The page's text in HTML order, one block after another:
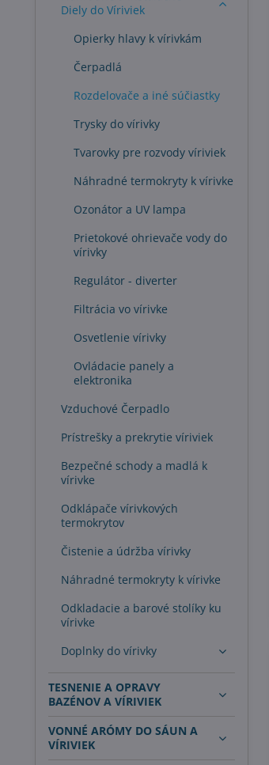
Diely do Víriviek
Opierky hlavy k vírivkám
Čerpadlá
Rozdelovače a iné súčiastky
Trysky do vírivky
Tvarovky pre rozvody víriviek
Náhradné termokryty k vírivke
Ozonátor a UV lampa
Prietokové ohrievače vody do
vírivky
Regulátor - diverter
Filtrácia vo vírivke
Osvetlenie vírivky
Ovládacie panely a
elektronika
Vzduchové Čerpadlo
Prístrešky a prekrytie víriviek
Bezpečné schody a madlá k
vírivke
Odklápače vírivkových
termokrytov
Čistenie a údržba vírivky
Náhradné termokryty k vírivke
Odkladacie a barové stolíky ku
vírivke
Doplnky do vírivky
TESNENIE A OPRAVY
BAZÉNOV A VÍRIVIEK
VONNÉ ARÓMY DO SÁUN A
VÍRIVIEK